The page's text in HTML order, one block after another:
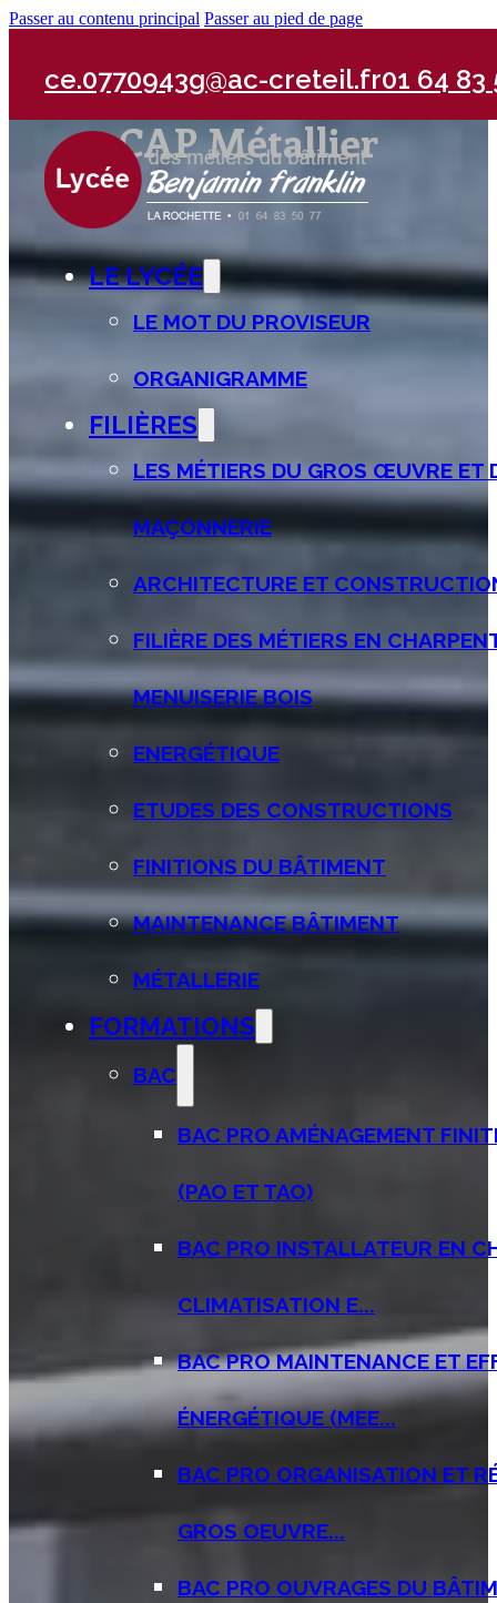
Passer au contenu principal Passer au pied de page
ce.0770943g@ac-creteil.fr01 64 83
LE LYCÉE
LE MOT DU PROVISEUR
ORGANIGRAMME
FILIÈRES
LES MÉTIERS DU GROS ŒUVRE ET
MAÇONNERIE
ARCHITECTURE ET
FILIÈRE DES MÉTIERS EN
MENUISERIE BOIS
ENERGÉTIQUE
ETUDES DES CONSTRUCTIONS
FINITIONS DU BÂTIMENT
MAINTENANCE BÂTIMENT
MÉTALLERIE
FORMATIONS
BAC
BAC PRO AMÉNAGEMENT
(PAO ET TAO)
BAC PRO INSTALLATEUR EN
CLIMATISATION E...
BAC PRO MAINTENANCE ET
ÉNERGÉTIQUE (MEE...
BAC PRO ORGANISATION ET
GROS OEUVRE...
BAC PRO OUVRAGES DU
CAP Métallier